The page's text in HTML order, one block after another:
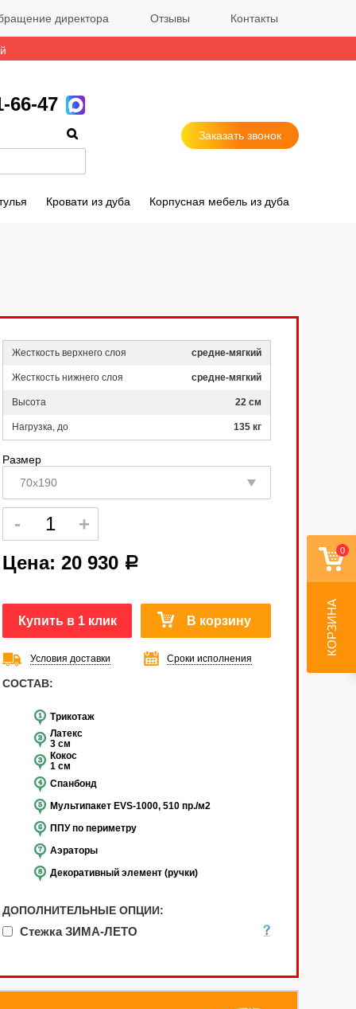
директора Отзывы Контакты
66-47
Заказать звонок
Кровати из дуба Корпусная мебель из дуба
Жесткость верхнего слоя средне-мягкий
Жесткость нижнего слоя средне-мягкий
Высота 22 см
Нагрузка, до 135 кг
Размер
Цена: 20 930 a
Купить в 1 клик В корзину
Условия доставки Сроки исполнения
СОСТАВ:
Трикотаж
Латекс
3 см
Кокос
1 см
Спанбонд
Мультипакет EVS-1000, 510 пр./м2
ППУ по периметру
Аэраторы
Декоративный элемент (ручки)
ДОПОЛНИТЕЛЬНЫЕ ОПЦИИ:
Стежка ЗИМА-ЛЕТО
0
КОРЗИНА